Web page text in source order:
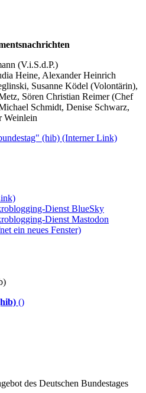
(V.i.S.d.P.)
Heine, Alexander Heinrich
Susanne Ködel (Volontärin),
Sören Christian Reimer (Chef
Schmidt, Denise Schwarz,
Weinlein
(hib) (Interner Link)
Dienst BlueSky
Dienst Mastodon
ein neues Fenster)
()
des Deutschen Bundestages